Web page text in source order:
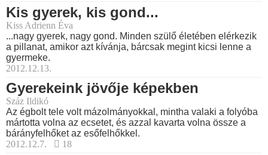
Kis gyerek, kis gond...
Kiss Adrienn Éva
...nagy gyerek, nagy gond. Minden szülő életében elérkezik
a pillanat, amikor azt kívánja, bárcsak megint kicsi lenne a
gyermeke.
2012.12.13.
Gyerekeink jövője képekben
Száz Ildikó
Az égbolt tele volt mázolmányokkal, mintha valaki a folyóba
mártotta volna az ecsetet, és azzal kavarta volna össze a
bárányfelhőket az esőfelhőkkel.
2012.12.7.
18